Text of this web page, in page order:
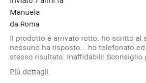
Manuela
da Roma
Il prodotto è arrivato rotto, ho scritto al
nessuno ha risposto... ho telefonato
stesso risultato. Inaffidabili! Sconsiglio
Più dettagli